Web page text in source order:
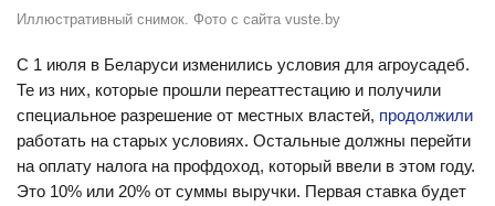
Иллюстративный снимок. Фото с сайта vuste.by
С 1 июля в Беларуси изменились условия для агроусадеб.
Те из них, которые прошли переаттестацию и получили
специальное разрешение от местных властей, продолжили
работать на старых условиях. Остальные должны перейти
на оплату налога на профдоход, который ввели в этом году.
Это 10% или 20% от суммы выручки. Первая ставка будет